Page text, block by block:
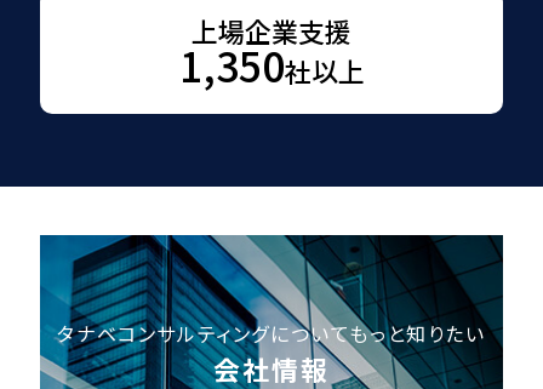
上場企業支援
1,350社以上
タナベコンサルティングについてもっと知りたい
会社情報